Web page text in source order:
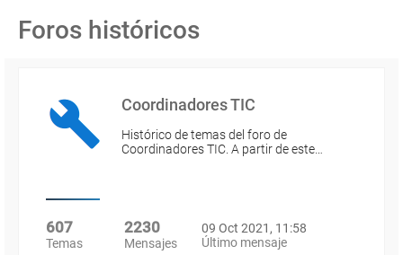
Foros históricos
Coordinadores TIC
Histórico de temas del foro de
Coordinadores TIC. A partir de este…
607
Temas
2230
Mensajes
09 Oct 2021, 11:58
Último mensaje